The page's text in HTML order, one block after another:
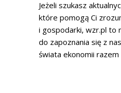
Jeżeli szukasz
które pomogą Ci
i gospodarki, wzr.pl to
do zapoznania się z
świata ekonomii razem